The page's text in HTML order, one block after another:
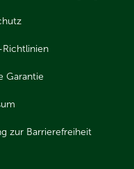
Garantie
zur Barrierefreiheit